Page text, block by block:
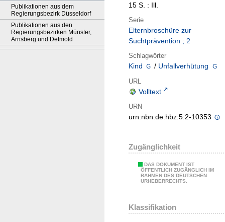
Publikationen aus dem
Regierungsbezirk Düsseldorf
Publikationen aus den
Regierungsbezirken Münster,
Arnsberg und Detmold
15 S. : Ill.
Serie
Elternbroschüre zur
Suchtprävention ; 2
Schlagwörter
Kind / Unfallverhütung
URL
Volltext
URN
urn:nbn:de:hbz:5:2-10353
Zugänglichkeit
DAS DOKUMENT IST
ÖFFENTLICH ZUGÄNGLICH IM
RAHMEN DES DEUTSCHEN
URHEBERRECHTS.
Klassifikation